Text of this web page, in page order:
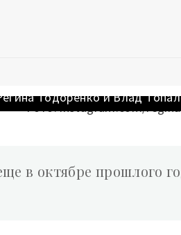
Тодоренко и Влад
в октябре прошлого